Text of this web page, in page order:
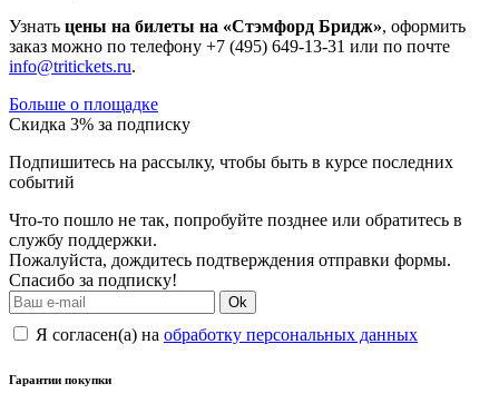
Узнать цены на билеты на «Стэмфорд Бридж», оформить
заказ можно по телефону +7 (495) 649-13-31 или по почте
info@tritickets.ru.
Больше о площадке
Скидка 3% за подписку
Подпишитесь на рассылку, чтобы быть в курсе последних
событий
Что-то пошло не так, попробуйте позднее или обратитесь в
службу поддержки.
Пожалуйста, дождитесь подтверждения отправки формы.
Спасибо за подписку!
Ok
Я согласен(а) на обработку персональных данных
Гарантии покупки